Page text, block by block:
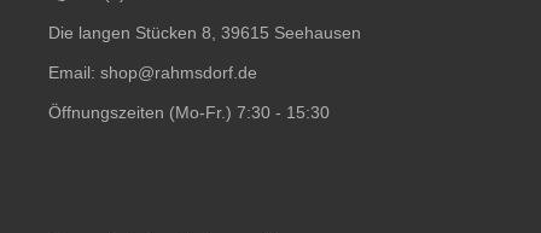
Die langen Stücken 8, 39615 Seehausen
Email: shop@rahmsdorf.de
Öffnungszeiten (Mo-Fr.) 7:30 - 15:30